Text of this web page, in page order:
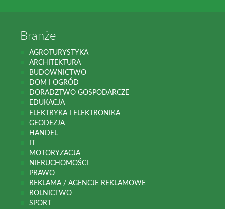
Branże
AGROTURYSTYKA
ARCHITEKTURA
BUDOWNICTWO
DOM I OGRÓD
DORADZTWO GOSPODARCZE
EDUKACJA
ELEKTRYKA I ELEKTRONIKA
GEODEZJA
HANDEL
MOTORYZACJA
NIERUCHOMOŚCI
PRAWO
REKLAMA / AGENCJE REKLAMOWE
ROLNICTWO
SPORT